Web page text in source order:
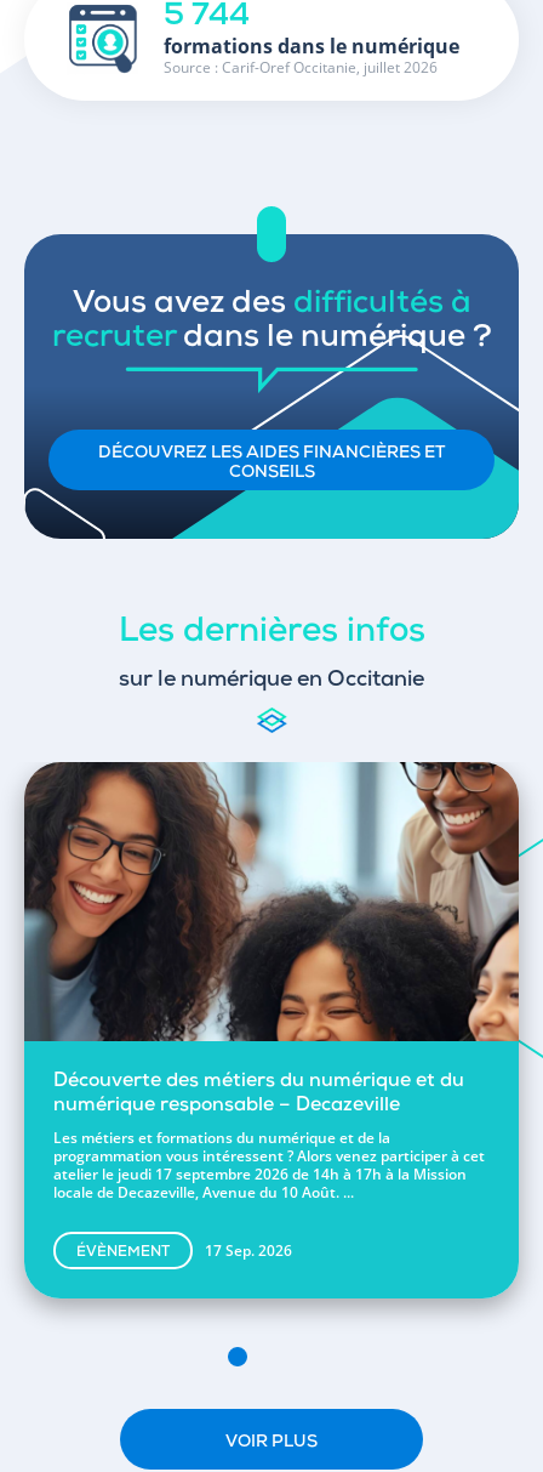
5 744
formations dans le numérique
Source : Carif-Oref Occitanie, juillet 2026
Vous avez des difficultés à
recruterdans le numérique ?
DÉCOUVREZ LES AIDES FINANCIÈRES ET
CONSEILS
Les dernières infos
sur le numérique en Occitanie
Découverte des métiers du numérique et du
numérique responsable – Decazeville
Les métiers et formations du numérique et de la
programmation vous intéressent ? Alors venez participer à cet
atelier le jeudi 17 septembre 2026 de 14h à 17h à la Mission
locale de Decazeville, Avenue du 10 Août. ...
ÉVÈNEMENT 17 Sep. 2026
VOIR PLUS